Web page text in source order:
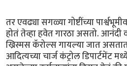
तर एवढ्या सगळ्या गोष्टींच्या
होतं तेव्हा हवेत गारठा असतो. आनंदी
ख्रिस्मस कॅरोल्स गायल्या जात
आदित्यच्या चार्ज कंट्रोल डिपार्टमेंट